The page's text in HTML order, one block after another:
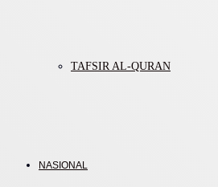
TAFSIR AL-QURAN
NASIONAL